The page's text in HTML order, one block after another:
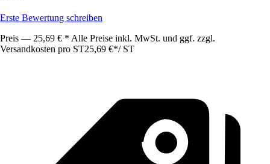
Erste Bewertung schreiben
Preis — 25,69 € * Alle Preise inkl. MwSt. und ggf. zzgl.
Versandkosten pro ST25,69 €*/ ST